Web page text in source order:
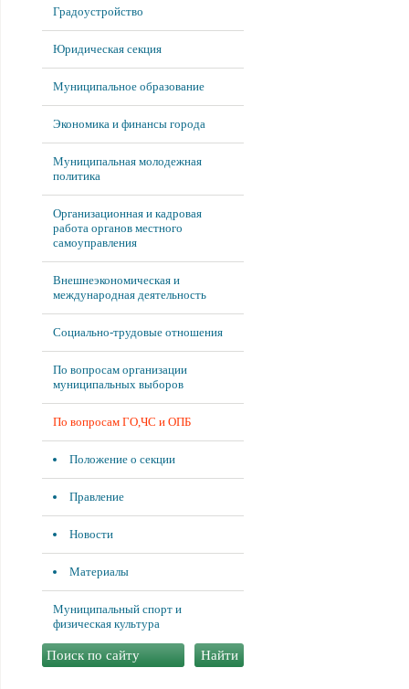
Градоустройство
Юридическая секция
Муниципальное образование
Экономика и финансы города
Муниципальная молодежная
политика
Организационная и кадровая
работа органов местного
самоуправления
Внешнеэкономическая и
международная деятельность
Социально-трудовые отношения
По вопросам организации
муниципальных выборов
По вопросам ГО,ЧС и ОПБ
Положение о секции
Правление
Новости
Материалы
Муниципальный спорт и
физическая культура